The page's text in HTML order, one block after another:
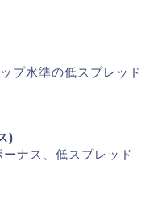
プ水準の低スプレッド
)
ナス、低スプレッド